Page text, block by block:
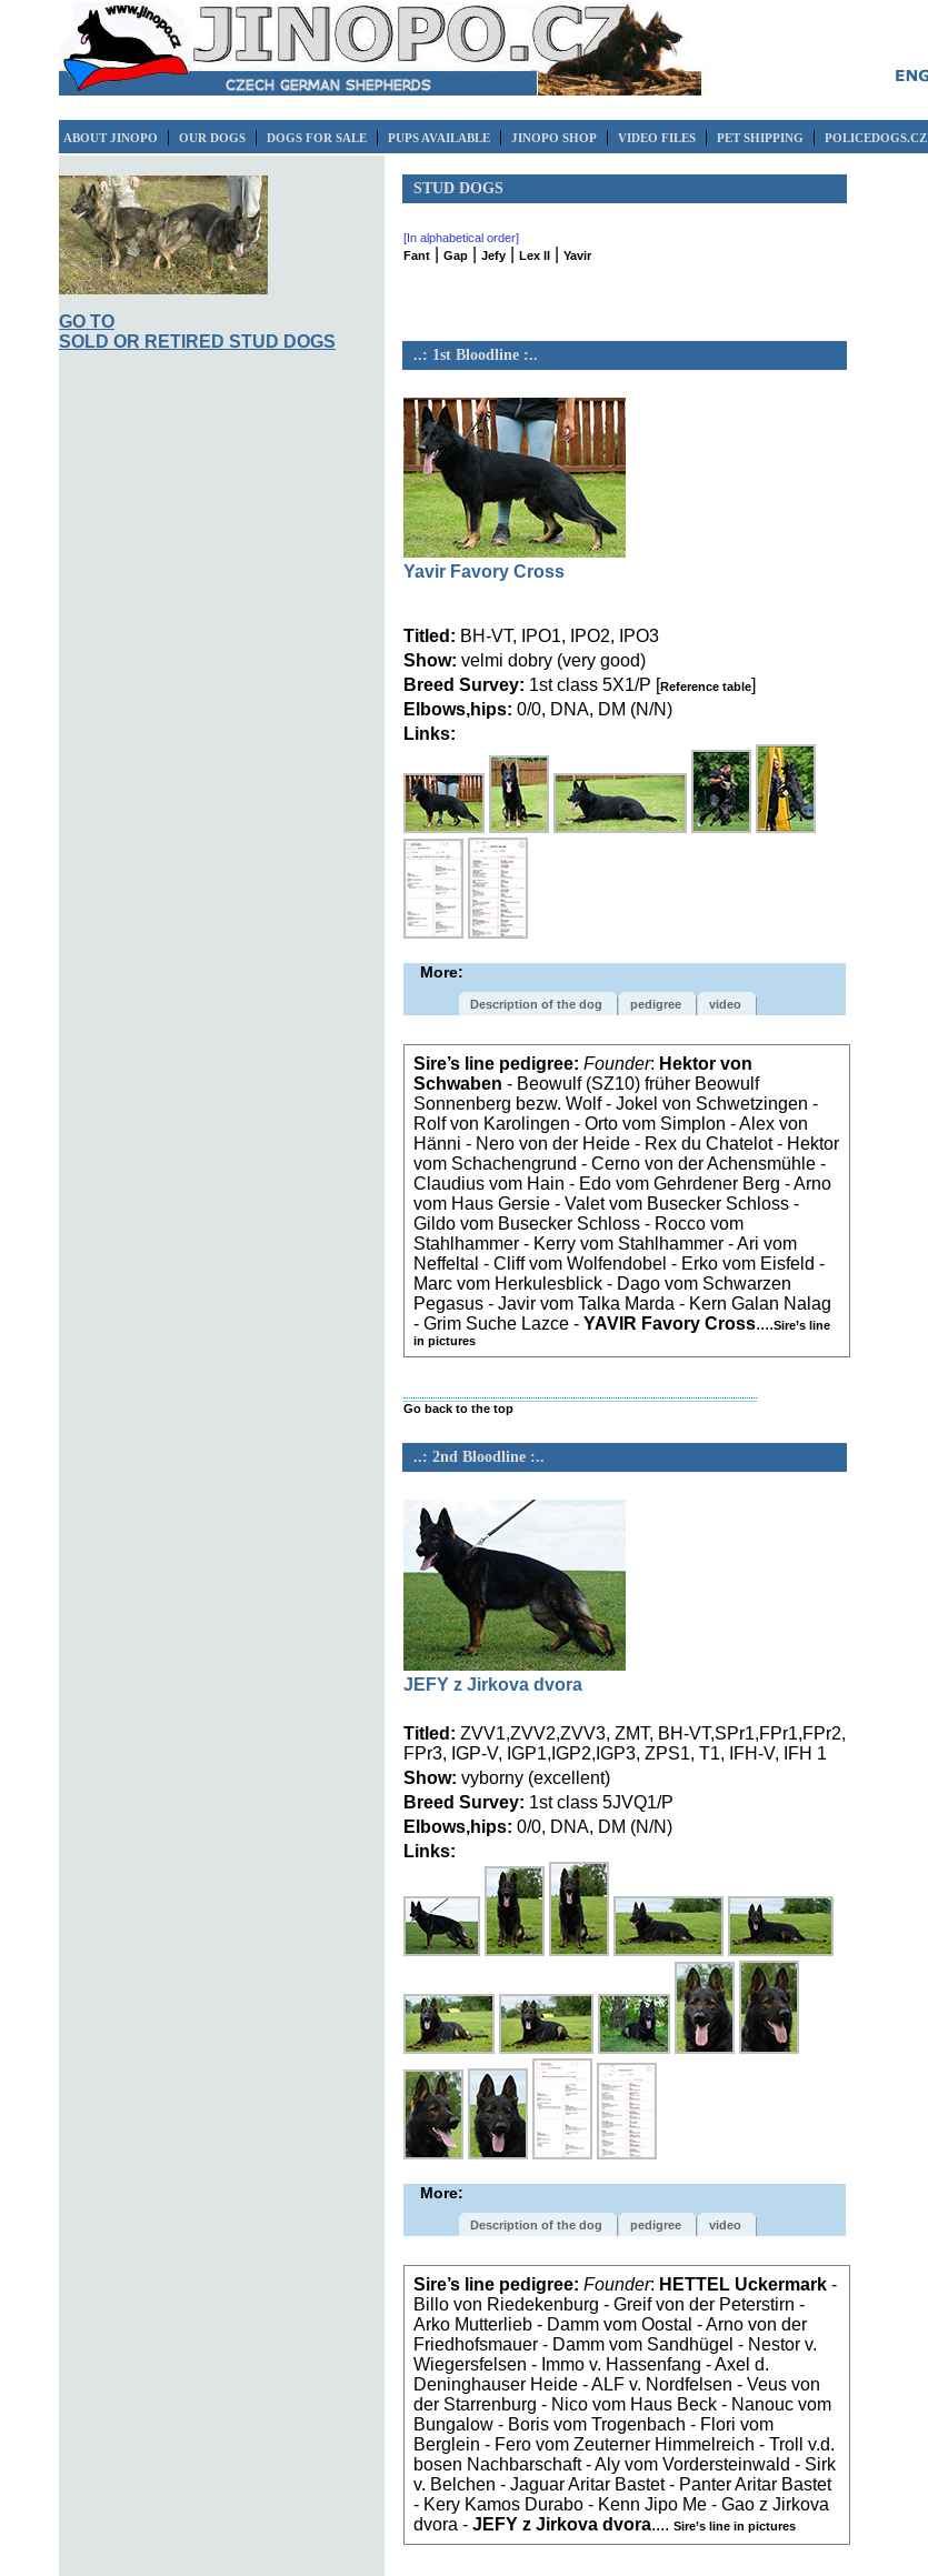
ABOUT JINOPO | OUR DOGS | DOGS FOR SALE | PUPS AVAILABLE | JINOPO SHOP | VIDEO FILES | PET SHIPPING | POLICEDOGS.CZ
GO TO
SOLD OR RETIRED STUD DOGS
STUD DOGS
[In alphabetical order]
Fant
Gap Jefy Lex II Yavir
..: 1st Bloodline :..
Yavir Favory Cross
Titled: BH-VT, IPO1, IPO2, IPO3
Show: velmi dobry (very good)
Breed Survey: 1st class 5X1/P [Reference table]
Elbows,hips: 0/0, DNA, DM (N/N)
Links:
More:
Description of the dog pedigree video
Sire’s line pedigree: Founder: Hektor von
Schwaben - Beowulf (SZ10) früher Beowulf
Sonnenberg bezw. Wolf - Jokel von Schwetzingen -
Rolf von Karolingen - Orto vom Simplon - Alex von
Hänni - Nero von der Heide - Rex du Chatelot - Hektor
vom Schachengrund - Cerno von der Achensmühle -
Claudius vom Hain - Edo vom Gehrdener Berg - Arno
vom Haus Gersie - Valet vom Busecker Schloss -
Gildo vom Busecker Schloss - Rocco vom
Stahlhammer - Kerry vom Stahlhammer - Ari vom
Neffeltal - Cliff vom Wolfendobel - Erko vom Eisfeld -
Marc vom Herkulesblick - Dago vom Schwarzen
Pegasus - Javir vom Talka Marda - Kern Galan Nalag
- Grim Suche Lazce - YAVIR Favory Cross....Sire’s line
in pictures
Go back to the top
..: 2nd Bloodline :..
JEFY z Jirkova dvora
Titled: ZVV1,ZVV2,ZVV3, ZMT, BH-VT,SPr1,FPr1,FPr2,
FPr3, IGP-V, IGP1,IGP2,IGP3, ZPS1, T1, IFH-V, IFH 1
Show: vyborny (excellent)
Breed Survey: 1st class 5JVQ1/P
Elbows,hips: 0/0, DNA, DM (N/N)
Links:
More:
Description of the dog pedigree video
Sire’s line pedigree: Founder: HETTEL Uckermark -
Billo von Riedekenburg - Greif von der Peterstirn -
Arko Mutterlieb - Damm vom Oostal - Arno von der
Friedhofsmauer - Damm vom Sandhügel - Nestor v.
Wiegersfelsen - Immo v. Hassenfang - Axel d.
Deninghauser Heide - ALF v. Nordfelsen - Veus von
der Starrenburg - Nico vom Haus Beck - Nanouc vom
Bungalow - Boris vom Trogenbach - Flori vom
Berglein - Fero vom Zeuterner Himmelreich - Troll v.d.
bosen Nachbarschaft - Aly vom Vordersteinwald - Sirk
v. Belchen - Jaguar Aritar Bastet - Panter Aritar Bastet
- Kery Kamos Durabo - Kenn Jipo Me - Gao z Jirkova
dvora - JEFY z Jirkova dvora.... Sire’s line in pictures